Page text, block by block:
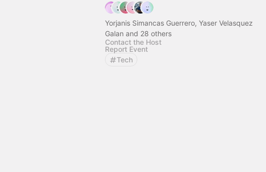
Yorjanis Simancas Guerrero, Yaser Velasquez
Galan and 28 others
Contact the Host
Report Event
Tech